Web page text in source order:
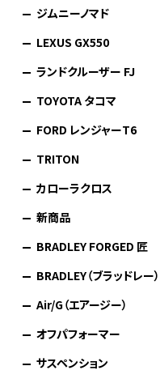
ジムニーノマド
LEXUS GX550
ランドクルーザー FJ
TOYOTA タコマ
FORD レンジャーT6
TRITON
カローラクロス
新商品
BRADLEY FORGED 匠
BRADLEY（ブラッドレー）
Air/G（エアージー）
オフパフォーマー
サスペンション